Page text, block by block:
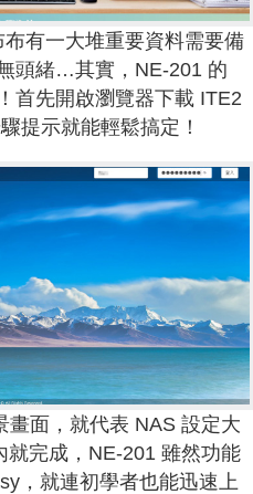
有一大堆重要資料需要備
頭緒…其實，NE-201 的
首先開啟瀏覽器下載 ITE2
提示就能輕鬆搞定！
面，就代表 NAS 設定大
完成，NE-201 雖然功能
，就連初學者也能迅速上